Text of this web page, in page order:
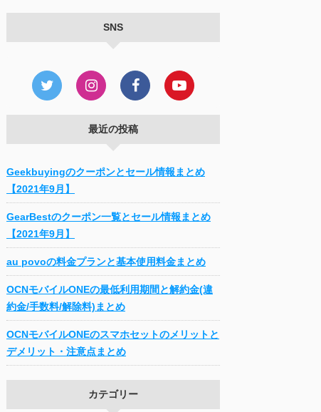
SNS
最近の投稿
Geekbuyingのクーポンとセール情報まとめ
【2021年9月】
GearBestのクーポン一覧とセール情報まとめ
【2021年9月】
au povoの料金プランと基本使用料金まとめ
OCNモバイルONEの最低利用期間と解約金(違
約金/手数料/解除料)まとめ
OCNモバイルONEのスマホセットのメリットと
デメリット・注意点まとめ
カテゴリー